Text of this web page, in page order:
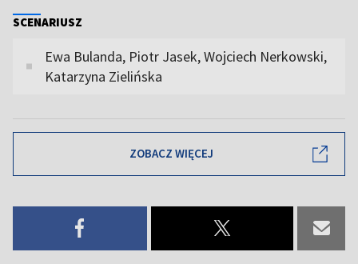
SCENARIUSZ
Ewa Bulanda, Piotr Jasek, Wojciech Nerkowski,
Katarzyna Zielińska
ZOBACZ WIĘCEJ